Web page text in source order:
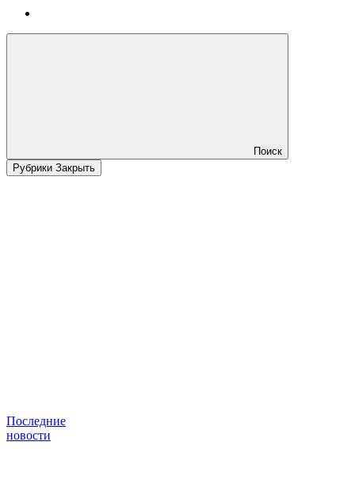
Поиск
Рубрики Закрыть
Последние
новости